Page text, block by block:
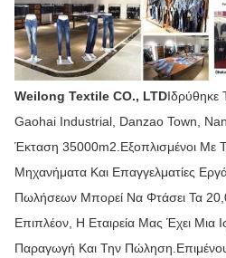
Weilong Textile CO., LTDΙδρύθηκε
Gaohai Industrial, Danzao Town,
Έκταση 35000m2.Εξοπλισμένοι Με
Μηχανήματα Και Επαγγελματίες
Πωλήσεων Μπορεί Να Φτάσει Τα
Επιπλέον, Η Εταιρεία Μας Έχει Μια
Παραγωγή Και Την